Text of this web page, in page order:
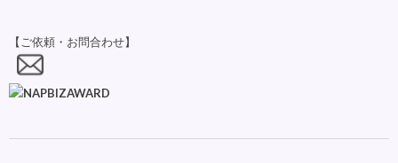
【ご依頼・お問合わせ】